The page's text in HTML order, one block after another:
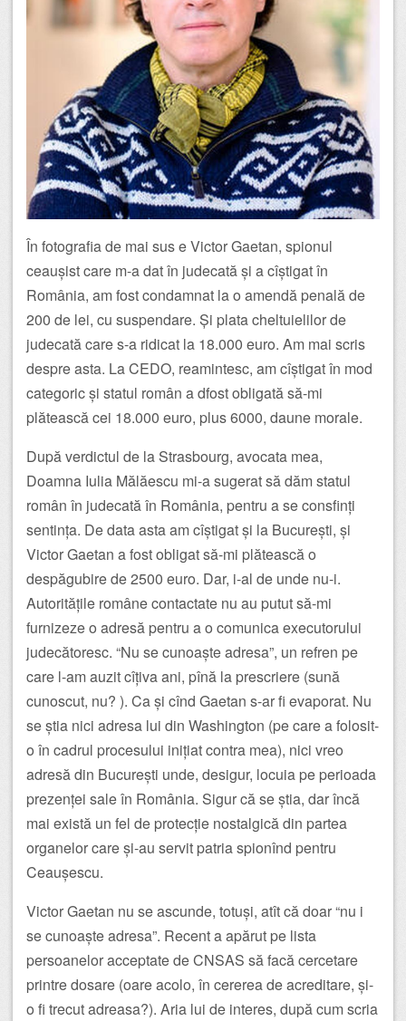
În fotografia de mai sus e Victor Gaetan, spionul
ceaușist care m-a dat în judecată și a cîștigat în
România, am fost condamnat la o amendă penală de
200 de lei, cu suspendare. Și plata cheltuielilor de
judecată care s-a ridicat la 18.000 euro. Am mai scris
despre asta. La CEDO, reamintesc, am cîștigat în mod
categoric și statul român a dfost obligată să-mi
plătească cei 18.000 euro, plus 6000, daune morale.
După verdictul de la Strasbourg, avocata mea,
Doamna Iulia Mălăescu mi-a sugerat să dăm statul
român în judecată în România, pentru a se consfinți
sentința. De data asta am cîștigat și la București, și
Victor Gaetan a fost obligat să-mi plătească o
despăgubire de 2500 euro. Dar, i-al de unde nu-i.
Autoritățile române contactate nu au putut să-mi
furnizeze o adresă pentru a o comunica executorului
judecătoresc. “Nu se cunoaște adresa”, un refren pe
care l-am auzit cîțiva ani, pînă la prescriere (sună
cunoscut, nu? ). Ca și cînd Gaetan s-ar fi evaporat. Nu
se știa nici adresa lui din Washington (pe care a folosit-
o în cadrul procesului inițiat contra mea), nici vreo
adresă din București unde, desigur, locuia pe perioada
prezenței sale în România. Sigur că se știa, dar încă
mai există un fel de protecție nostalgică din partea
organelor care și-au servit patria spionînd pentru
Ceaușescu.
Victor Gaetan nu se ascunde, totuși, atît că doar “nu i
se cunoaște adresa”. Recent a apărut pe lista
persoanelor acceptate de CNSAS să facă cercetare
printre dosare (oare acolo, în cererea de acreditare, și-
o fi trecut adreasa?). Aria lui de interes, după cum scria